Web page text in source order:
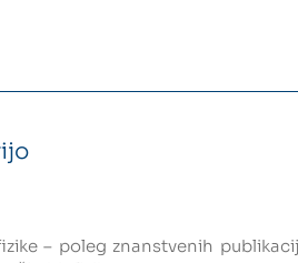
– poleg znanstvenih